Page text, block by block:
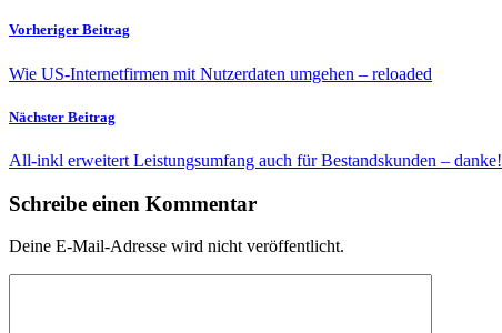
Vorheriger Beitrag
Wie US-Internetfirmen mit Nutzerdaten umgehen – reloaded
Nächster Beitrag
All-inkl erweitert Leistungsumfang auch für Bestandskunden – danke!
Schreibe einen Kommentar
Deine E-Mail-Adresse wird nicht veröffentlicht.